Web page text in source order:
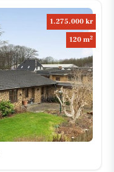
1.275.000 kr
120 m2